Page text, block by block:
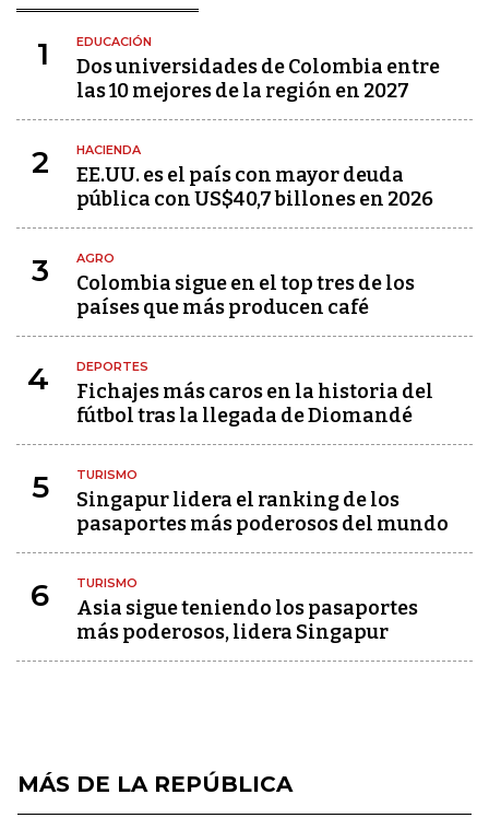
1 EDUCACIÓN
Dos universidades de Colombia entre
las 10 mejores de la región en 2027
2 HACIENDA
EE.UU. es el país con mayor deuda
pública con US$40,7 billones en 2026
3 AGRO
Colombia sigue en el top tres de los
países que más producen café
4 DEPORTES
Fichajes más caros en la historia del
fútbol tras la llegada de Diomandé
5 TURISMO
Singapur lidera el ranking de los
pasaportes más poderosos del mundo
6 TURISMO
Asia sigue teniendo los pasaportes
más poderosos, lidera Singapur
MÁS DE LA REPÚBLICA